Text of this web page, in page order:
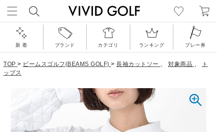
新 着 ブランド カテゴリ ランキング プレー券
TOP > ビームスゴルフ(BEAMS GOLF) > 長袖カットソー 、 対象商品 、
ト
ップス